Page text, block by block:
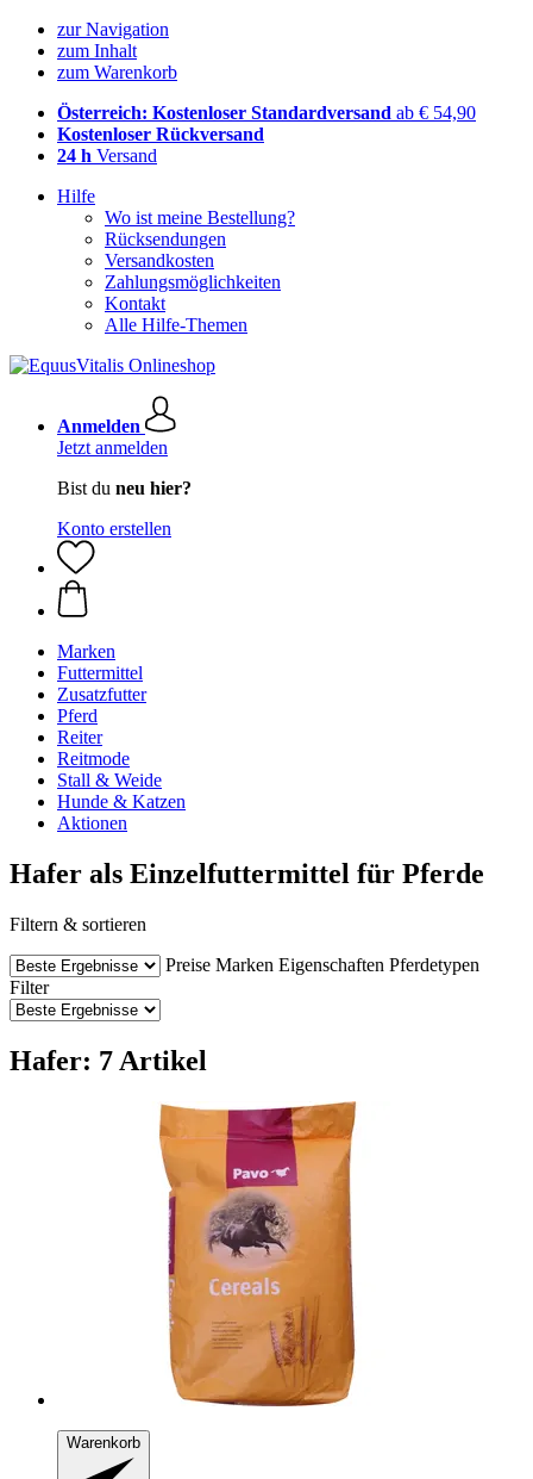
zur Navigation
zum Inhalt
zum Warenkorb
Österreich: Kostenloser Standardversand ab € 54,90
Kostenloser Rückversand
24 h Versand
Hilfe
Wo ist meine Bestellung?
Rücksendungen
Versandkosten
Zahlungsmöglichkeiten
Kontakt
Alle Hilfe-Themen
Anmelden
Jetzt anmelden
Bist du neu hier?
Konto erstellen
Marken
Futtermittel
Zusatzfutter
Pferd
Reiter
Reitmode
Stall & Weide
Hunde & Katzen
Aktionen
Hafer als Einzelfuttermittel für Pferde
Filtern & sortieren
Preise Marken Eigenschaften Pferdetypen
Filter
Hafer: 7 Artikel
Warenkorb